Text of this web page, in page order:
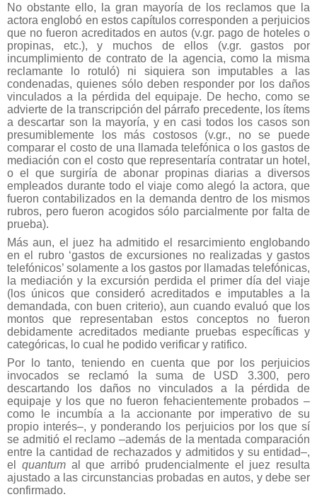
No obstante ello, la gran mayoría de los reclamos que la
actora englobó en estos capítulos corresponden a perjuicios
que no fueron acreditados en autos (v.gr. pago de hoteles o
propinas, etc.), y muchos de ellos (v.gr. gastos por
incumplimiento de contrato de la agencia, como la misma
reclamante lo rotuló) ni siquiera son imputables a las
condenadas, quienes sólo deben responder por los daños
vinculados a la pérdida del equipaje. De hecho, como se
advierte de la transcripción del párrafo precedente, los ítems
a descartar son la mayoría, y en casi todos los casos son
presumiblemente los más costosos (v.gr., no se puede
comparar el costo de una llamada telefónica o los gastos de
mediación con el costo que representaría contratar un hotel,
o el que surgiría de abonar propinas diarias a diversos
empleados durante todo el viaje como alegó la actora, que
fueron contabilizados en la demanda dentro de los mismos
rubros, pero fueron acogidos sólo parcialmente por falta de
prueba).
Más aun, el juez ha admitido el resarcimiento englobando
en el rubro ‘gastos de excursiones no realizadas y gastos
telefónicos’ solamente a los gastos por llamadas telefónicas,
la mediación y la excursión perdida el primer día del viaje
(los únicos que consideró acreditados e imputables a la
demandada, con buen criterio), aun cuando evaluó que los
montos que representaban estos conceptos no fueron
debidamente acreditados mediante pruebas específicas y
categóricas, lo cual he podido verificar y ratifico.
Por lo tanto, teniendo en cuenta que por los perjuicios
invocados se reclamó la suma de USD 3.300, pero
descartando los daños no vinculados a la pérdida de
equipaje y los que no fueron fehacientemente probados –
como le incumbía a la accionante por imperativo de su
propio interés–, y ponderando los perjuicios por los que sí
se admitió el reclamo –además de la mentada comparación
entre la cantidad de rechazados y admitidos y su entidad–,
el quantum al que arribó prudencialmente el juez resulta
ajustado a las circunstancias probadas en autos, y debe ser
confirmado.